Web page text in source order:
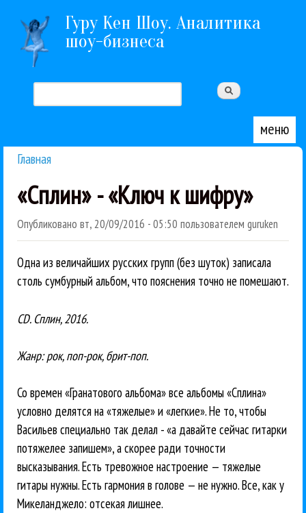
Перейти к основному содержанию
Гуру Кен Шоу. Аналитика
шоу-бизнеса
Форма поиска
меню
Главная
«Сплин» - «Ключ к шифру»
Опубликовано вт, 20/09/2016 - 05:50 пользователем guruken
Одна из величайших русских групп (без шуток) записала
столь сумбурный альбом, что пояснения точно не помешают.
CD. Сплин, 2016.
Жанр: рок, поп-рок, брит-поп.
Со времен «Гранатового альбома» все альбомы «Сплина»
условно делятся на «тяжелые» и «легкие». Не то, чтобы
Васильев специально так делал - «а давайте сейчас гитарки
потяжелее запишем», а скорее ради точности
высказывания. Есть тревожное настроение — тяжелые
гитары нужны. Есть гармония в голове — не нужно. Все, как у
Микеланджело: отсекая лишнее.